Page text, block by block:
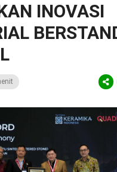
INOVASI